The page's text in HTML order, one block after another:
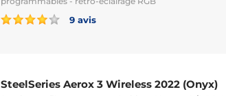
9 avis
SteelSeries Aerox 3 Wireless 2022 (Onyx)